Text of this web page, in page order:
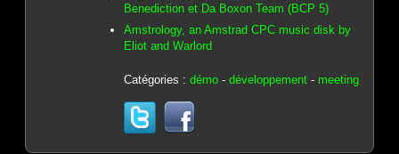
Benediction et Da Boxon Team (BCP 5)
Amstrology, an Amstrad CPC music disk by
Eliot and Warlord
Catégories : démo- développement- meeting